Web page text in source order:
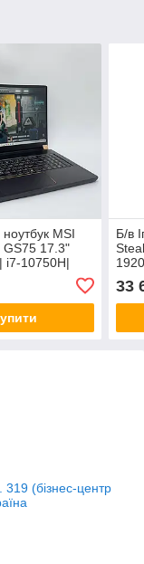
ноутбук MSI
GS75 17.3"
i7-10750H|
1000GB SSD|
Б/в
33
(бізнес-центр